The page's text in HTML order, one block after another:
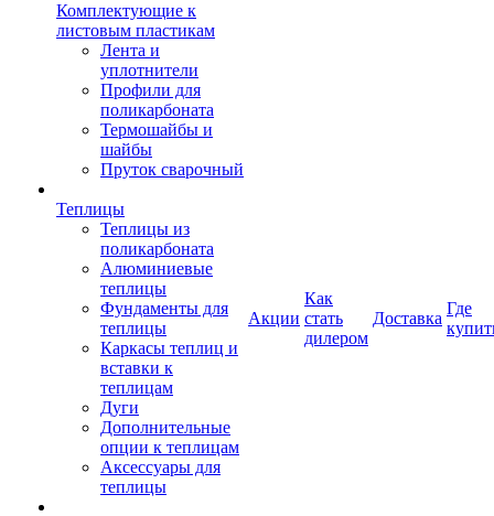
Комплектующие к
листовым пластикам
Лента и
уплотнители
Профили для
поликарбоната
Термошайбы и
шайбы
Пруток сварочный
Теплицы
Теплицы из
поликарбоната
Алюминиевые
теплицы
Фундаменты для
теплицы
Каркасы теплиц и
вставки к
теплицам
Дуги
Дополнительные
опции к теплицам
Аксессуары для
теплицы
Акции
Как
стать
дилером
Доставка
Где